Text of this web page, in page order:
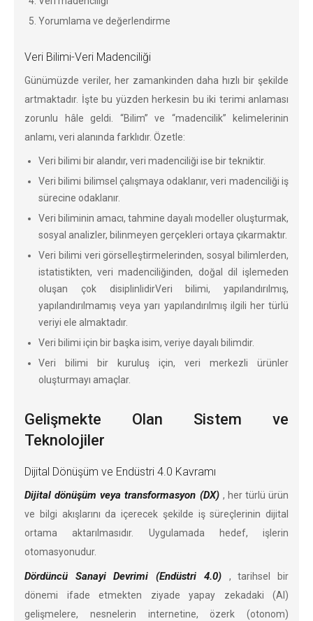
Yorumlama ve değerlendirme
Veri Bilimi-Veri Madenciliği
Günümüzde veriler, her zamankinden daha hızlı bir şekilde
artmaktadır. İşte bu yüzden herkesin bu iki terimi anlaması
zorunlu hâle geldi. “Bilim” ve “madencilik” kelimelerinin
anlamı, veri alanında farklıdır. Özetle:
Veri bilimi bir alandır, veri madenciliği ise bir tekniktir.
Veri bilimi bilimsel çalışmaya odaklanır, veri madenciliği iş
sürecine odaklanır.
Veri biliminin amacı, tahmine dayalı modeller oluşturmak,
sosyal analizler, bilinmeyen gerçekleri ortaya çıkarmaktır.
Veri bilimi veri görselleştirmelerinden, sosyal bilimlerden,
istatistikten, veri madenciliğinden, doğal dil işlemeden
oluşan çok disiplinlidirVeri bilimi, yapılandırılmış,
yapılandırılmamış veya yarı yapılandırılmış ilgili her türlü
veriyi ele almaktadır.
Veri bilimi için bir başka isim, veriye dayalı bilimdir.
Veri bilimi bir kuruluş için, veri merkezli ürünler
oluşturmayı amaçlar.
Gelişmekte Olan Sistem ve
Teknolojiler
Dijital Dönüşüm ve Endüstri 4.0 Kavramı
Dijital dönüşüm veya transformasyon (DX) , her türlü ürün
ve bilgi akışlarını da içerecek şekilde iş süreçlerinin dijital
ortama aktarılmasıdır. Uygulamada hedef, işlerin
otomasyonudur.
Dördüncü Sanayi Devrimi (Endüstri 4.0) , tarihsel bir
dönemi ifade etmekten ziyade yapay zekadaki (AI)
gelişmelere, nesnelerin internetine, özerk (otonom)